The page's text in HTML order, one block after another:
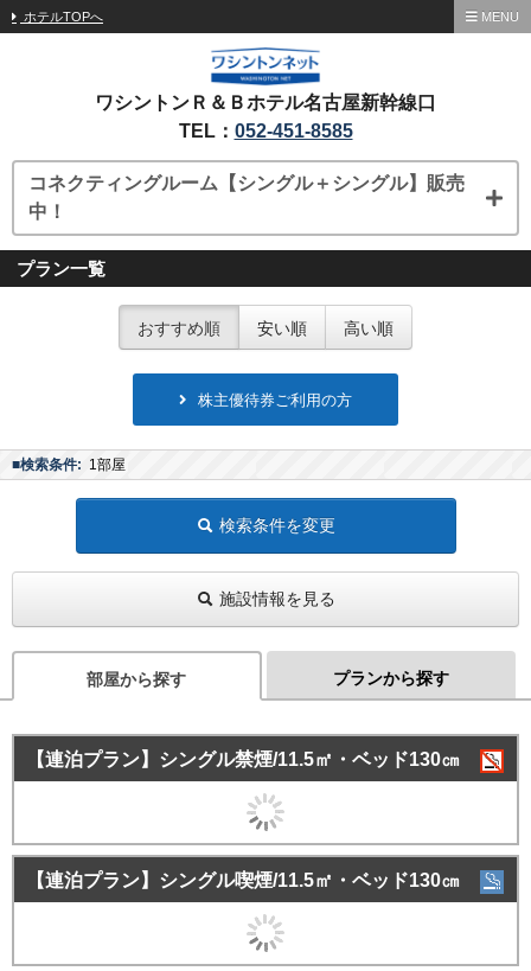
ホテルTOPへ MENU
ワシントンＲ＆Ｂホテル名古屋新幹線口
TEL： 052-451-8585
コネクティングルーム【シングル＋シングル】販売
中！
プラン一覧
おすすめ順 安い順 高い順
株主優待券ご利用の方
■検索条件: 1部屋
検索条件を変更
施設情報を見る
部屋から探す プランから探す
【連泊プラン】シングル禁煙/11.5㎡・ベッド130㎝
【連泊プラン】シングル喫煙/11.5㎡・ベッド130㎝